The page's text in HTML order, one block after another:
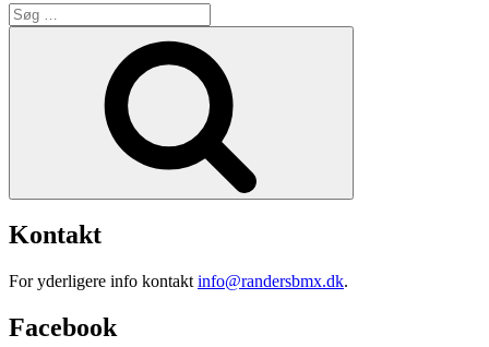
Søg
efter:
Kontakt
For yderligere info kontakt info@randersbmx.dk.
Facebook